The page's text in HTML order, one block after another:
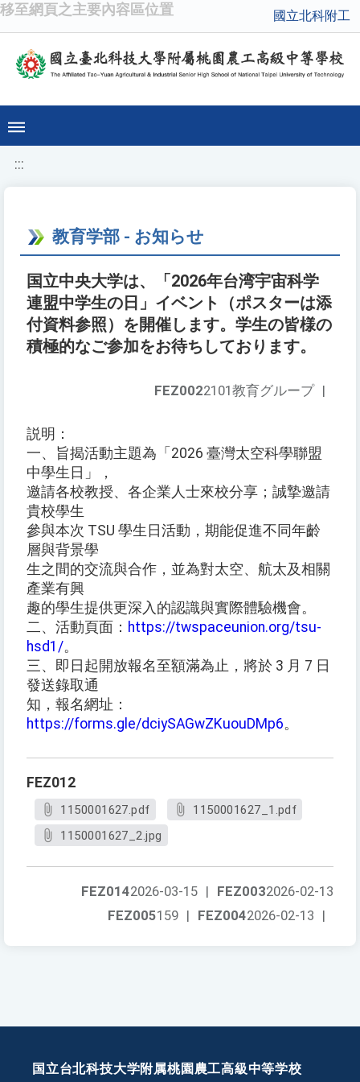
移至網頁之主要內容區位置 國立北科附工
:::
教育学部 - お知らせ
国立中央大学は、「2026年台湾宇宙科学
連盟中学生の日」イベント（ポスターは添
付資料参照）を開催します。学生の皆様の
積極的なご参加をお待ちしております。
FEZ0022101教育グループ |
説明：
一、旨揭活動主題為「2026 臺灣太空科學聯盟
中學生日」，
邀請各校教授、各企業人士來校分享；誠摯邀請
貴校學生
參與本次 TSU 學生日活動，期能促進不同年齡
層與背景學
生之間的交流與合作，並為對太空、航太及相關
產業有興
趣的學生提供更深入的認識與實際體驗機會。
二、活動頁面： https://twspaceunion.org/tsu-
hsd1/。
三、即日起開放報名至額滿為止，將於 3 月 7 日
發送錄取通
知，報名網址：
https://forms.gle/dciySAGwZKuouDMp6。
FEZ012
1150001627.pdf
1150001627_1.pdf
1150001627_2.jpg
FEZ0032026-02-13
FEZ0142026-03-15 |
FEZ0042026-02-13 |
FEZ005159 |
国立台北科技大学附属桃園農工高級中等学校